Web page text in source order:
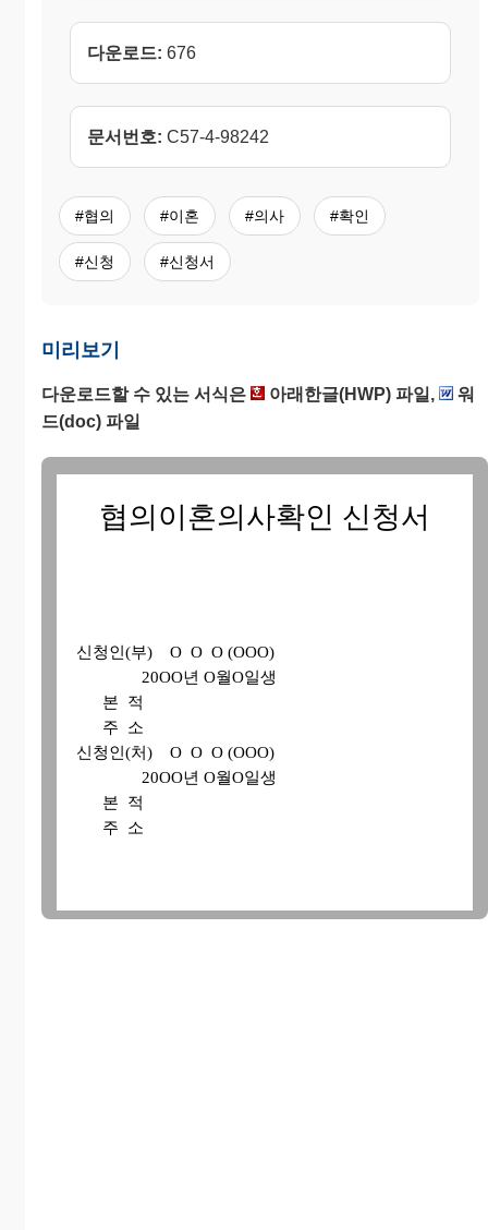
다운로드: 676
문서번호: C57-4-98242
#협의 #이혼 #의사 #확인
#신청 #신청서
미리보기
다운로드할 수 있는 서식은 아래한글(HWP) 파일,
워
드(doc) 파일
협의이혼의사확인 신청서
신청인(부) O O O (OOO)
20OO년 O월O일생
본 적
주 소
신청인(처) O O O (OOO)
20OO년 O월O일생
본 적
주 소